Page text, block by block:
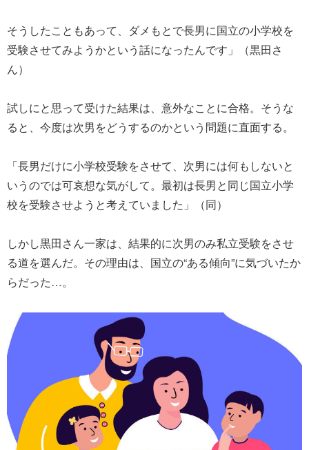
そうしたこともあって、ダメもとで長男に国立の小学校を
受験させてみようかという話になったんです」（黒田さ
ん）
試しにと思って受けた結果は、意外なことに合格。そうな
ると、今度は次男をどうするのかという問題に直面する。
「長男だけに小学校受験をさせて、次男には何もしないと
いうのでは可哀想な気がして。最初は長男と同じ国立小学
校を受験させようと考えていました」（同）
しかし黒田さん一家は、結果的に次男のみ私立受験をさせ
る道を選んだ。その理由は、国立の“ある傾向”に気づいたか
らだった…。